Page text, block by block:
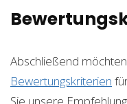
Abschließend
Bewertungskriterien
Sie unsere